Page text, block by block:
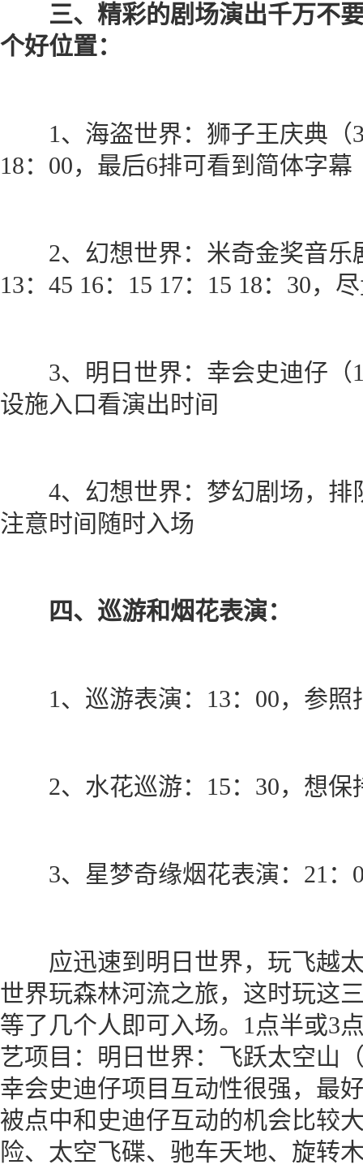
三、精彩的剧场演出千万不要
个好位置：
1、海盗世界：狮子王庆典（
18：00，最后6排可看到简体字幕
2、幻想世界：米奇金奖音乐
13：45 16：15 17：15 18：30，
3、明日世界：幸会史迪仔（
设施入口看演出时间
4、幻想世界：梦幻剧场，排
注意时间随时入场
四、巡游和烟花表演：
1、巡游表演：13：00，参照
2、水花巡游：15：30，想保
3、星梦奇缘烟花表演：21：
应迅速到明日世界，玩飞越太
世界玩森林河流之旅，这时玩这
等了几个人即可入场。1点半或3
艺项目：明日世界：飞跃太空山
幸会史迪仔项目互动性很强，最
被点中和史迪仔互动的机会比较
险、太空飞碟、驰车天地、旋转